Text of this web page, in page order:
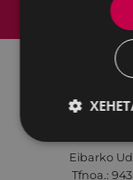
Lege-
Eibarko
Tfnoa.: